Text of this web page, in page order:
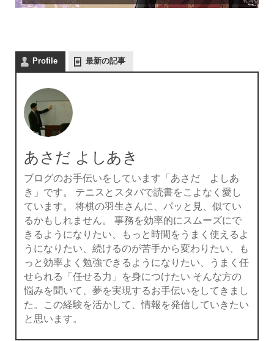
Profile 最新の記事
あさだ よしあき
ブログのお手伝いをしています「あさだ よしあ
き」です。 テニスとスタバで読書をこよなく愛し
ています。 将棋の羽生さんに、パッと見、似てい
るかもしれません。 事務を効率的にスムーズにで
きるようになりたい、もっと時間をうまく使えるよ
うになりたい、続けるのが苦手から変わりたい、も
っと効率よく勉強できるようになりたい、うまく任
せられる「任せる力」を身につけたい そんな方の
悩みを聞いて、夢を実現するお手伝いをしてきまし
た。この経験を活かして、情報を発信していきたい
と思います。